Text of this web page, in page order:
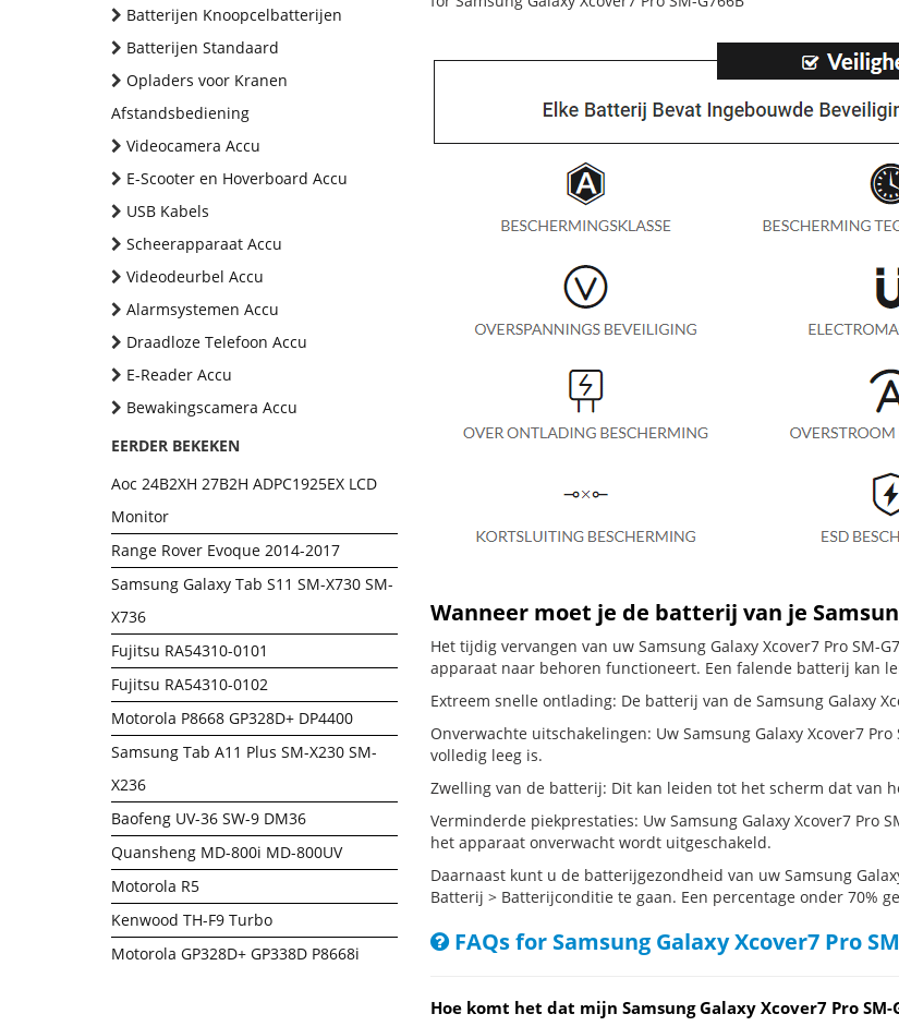
Batterijen Knoopcelbatterijen
Batterijen Standaard
Opladers voor Kranen
Afstandsbediening
Videocamera Accu
E-Scooter en Hoverboard Accu
USB Kabels
Scheerapparaat Accu
Videodeurbel Accu
Alarmsystemen Accu
Draadloze Telefoon Accu
E-Reader Accu
Bewakingscamera Accu
EERDER BEKEKEN
Aoc 24B2XH 27B2H ADPC1925EX LCD
Monitor
Range Rover Evoque 2014-2017
Samsung Galaxy Tab S11 SM-X730 SM-
X736
Fujitsu RA54310-0101
Fujitsu RA54310-0102
Motorola P8668 GP328D+ DP4400
Samsung Tab A11 Plus SM-X230 SM-
X236
Baofeng UV-36 SW-9 DM36
Quansheng MD-800i MD-800UV
Motorola R5
Kenwood TH-F9 Turbo
Motorola GP328D+ GP338D P8668i
Wanneer moet je de batterij van je
Het tijdig vervangen van uw Samsung Galaxy Xcover7 Pro
apparaat naar behoren functioneert. Een falende batterij kan
Extreem snelle ontlading: De batterij van de Samsung Galaxy
Onverwachte uitschakelingen: Uw Samsung Galaxy Xcover7
volledig leeg is.
Zwelling van de batterij: Dit kan leiden tot het scherm dat van
Verminderde piekprestaties: Uw Samsung Galaxy Xcover7 Pro
het apparaat onverwacht wordt uitgeschakeld.
Daarnaast kunt u de batterijgezondheid van uw Samsung
Batterij > Batterijconditie te gaan. Een percentage onder 70%
FAQs for Samsung Galaxy Xcover7 Pro
Hoe komt het dat mijn Samsung Galaxy Xcover7 Pro